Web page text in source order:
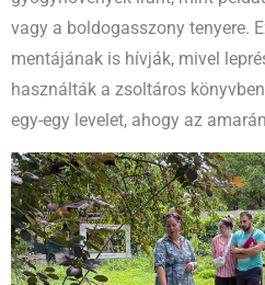
vagy a boldogasszony tenyere.
mentájának is hívják, mivel
használták a zsoltáros
egy-egy levelet, ahogy az